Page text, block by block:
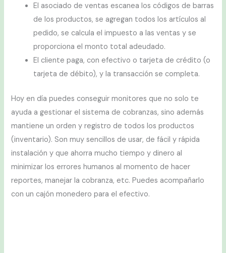
El asociado de ventas escanea los códigos de barras
de los productos, se agregan todos los artículos al
pedido, se calcula el impuesto a las ventas y se
proporciona el monto total adeudado.
El cliente paga, con efectivo o tarjeta de crédito (o
tarjeta de débito), y la transacción se completa.
Hoy en día puedes conseguir monitores que no solo te
ayuda a gestionar el sistema de cobranzas, sino además
mantiene un orden y registro de todos los productos
(inventario). Son muy sencillos de usar, de fácil y rápida
instalación y que ahorra mucho tiempo y dinero al
minimizar los errores humanos al momento de hacer
reportes, manejar la cobranza, etc. Puedes acompañarlo
con un cajón monedero para el efectivo.